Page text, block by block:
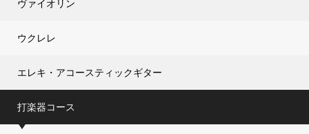
ヴァイオリン
ウクレレ
エレキ・アコースティックギター
打楽器コース